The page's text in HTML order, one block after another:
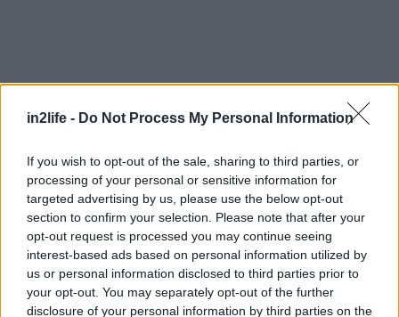
in2life - Do Not Process My Personal Information
If you wish to opt-out of the sale, sharing to third parties, or
processing of your personal or sensitive information for
targeted advertising by us, please use the below opt-out
section to confirm your selection. Please note that after your
opt-out request is processed you may continue seeing
interest-based ads based on personal information utilized by
us or personal information disclosed to third parties prior to
your opt-out. You may separately opt-out of the further
disclosure of your personal information by third parties on the
Και το «σπάσιμο» του ρεκόρ του Τζόνσον στα
200 μέτρα: